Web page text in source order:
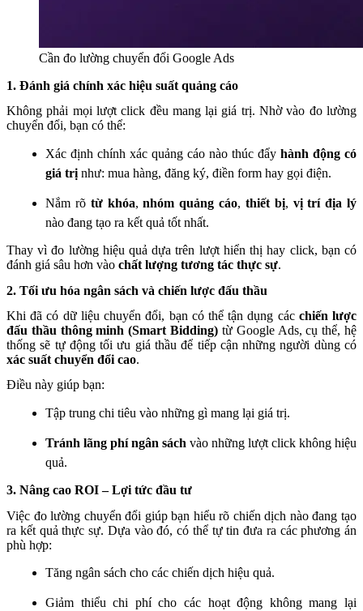
Cần đo lường chuyển đổi Google Ads
1. Đánh giá chính xác hiệu suất quảng cáo
Không phải mọi lượt click đều mang lại giá trị. Nhờ vào đo lường
chuyển đổi, bạn có thể:
Xác định chính xác quảng cáo nào thúc đẩy hành động có
giá trị như: mua hàng, đăng ký, điền form hay gọi điện.
Nắm rõ từ khóa,nhóm quảng cáo, thiết bị, vị trí địa lý
nào đang tạo ra kết quả tốt nhất.
Thay vì đo lường hiệu quả dựa trên lượt hiển thị hay click, bạn có
đánh giá sâu hơn vào chất lượng tương tác thực sự.
2. Tối ưu hóa ngân sách và chiến lược đấu thầu
Khi đã có dữ liệu chuyển đổi, bạn có thể tận dụng các chiến lược
đấu thầu thông minh (Smart Bidding) từ Google Ads, cụ thể, hệ
thống sẽ tự động tối ưu giá thầu để tiếp cận những người dùng có
xác suất chuyển đổi cao.
Điều này giúp bạn:
Tập trung chi tiêu vào những gì mang lại giá trị.
Tránh lãng phí ngân sách vào những lượt click không hiệu
quả.
3. Nâng cao ROI – Lợi tức đầu tư
Việc đo lường chuyển đổi giúp bạn hiểu rõ chiến dịch nào đang tạo
ra kết quả thực sự. Dựa vào đó, có thể tự tin đưa ra các phương án
phù hợp:
Tăng ngân sách cho các chiến dịch hiệu quả.
Giảm thiểu chi phí cho các hoạt động không mang lại